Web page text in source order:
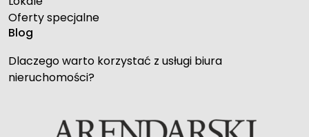
Oferty specjalne
Blog
Dlaczego warto korzystać z usługi biura
nieruchomości?